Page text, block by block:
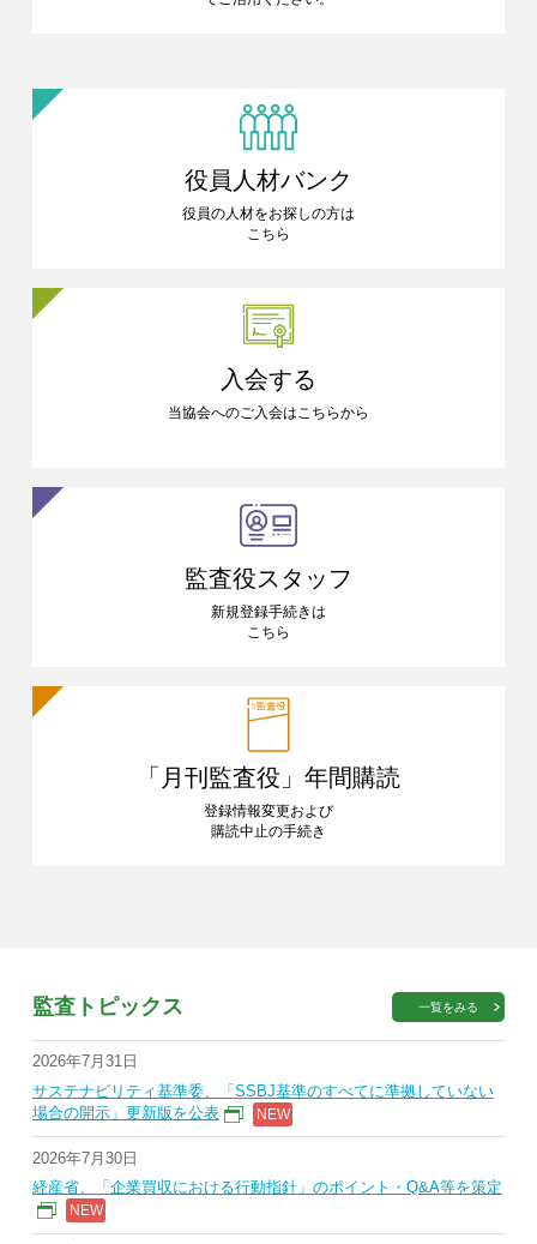
役員人材バンク
役員の人材をお探しの方は
こちら
入会する
当協会へのご入会はこちらから
監査役スタッフ
新規登録手続きは
こちら
「月刊監査役」 年間購読
登録情報変更および
購読中止の手続き
監査トピックス 一覧をみる
2026年7月31日
サステナビリティ基準委、「SSBJ基準のすべてに準拠していない
場合の開示」更新版を公表
2026年7月30日
経産省、「企業買収における行動指針」のポイント・Q&A等を策定